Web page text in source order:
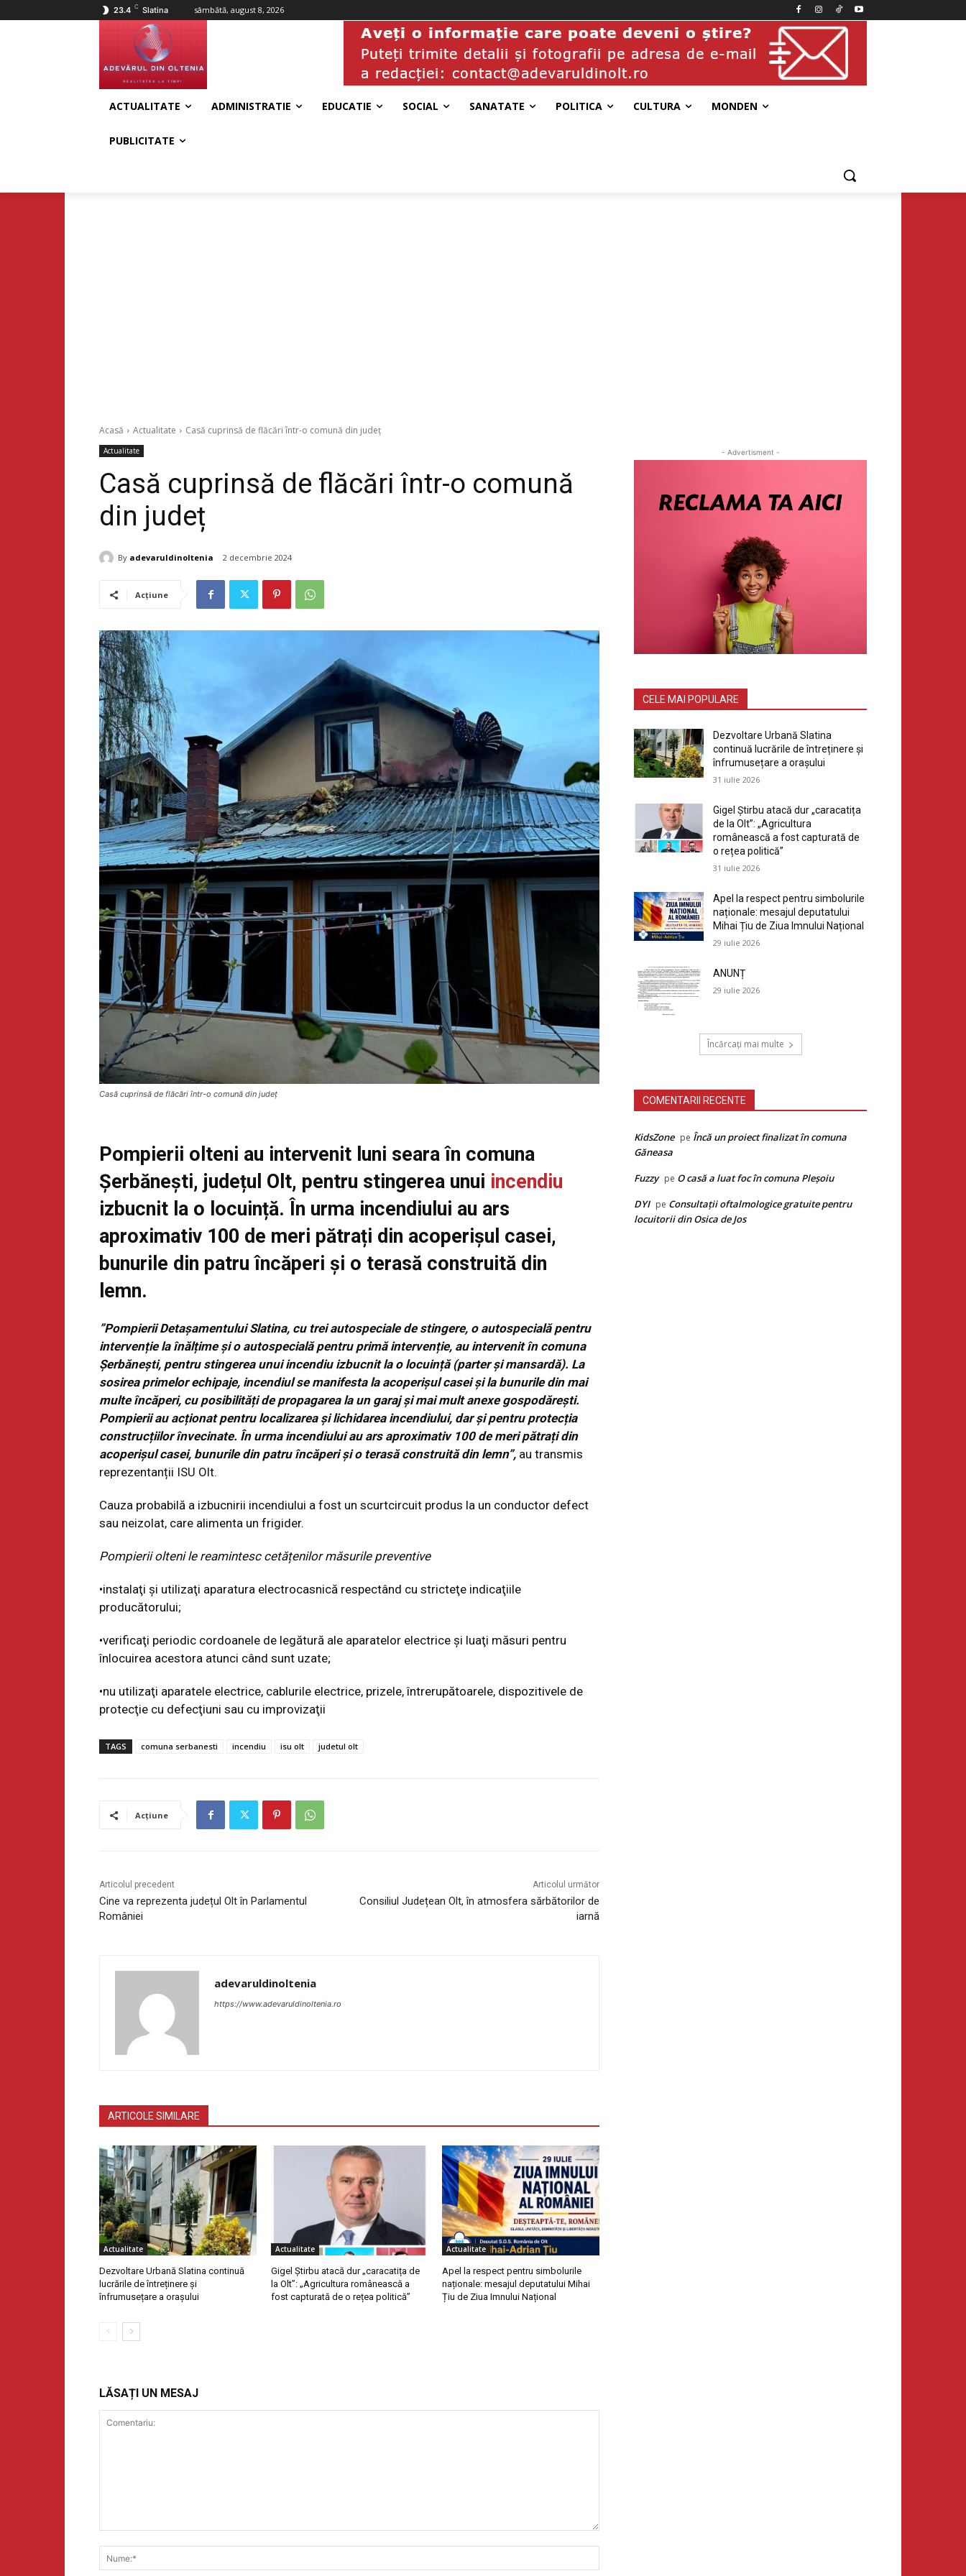
23.4 C Slatina sâmbătă, august 8, 2026
ACTUALITATE ADMINISTRATIE EDUCATIE SOCIAL SANATATE POLITICA CULTURA MONDEN
PUBLICITATE
Acasă Actualitate Casă cuprinsă de flăcări într-o comună din județ
Actualitate
Casă cuprinsă de flăcări într-o comună
din județ
By adevaruldinoltenia 2 decembrie 2024
Acțiune
Casă cuprinsă de flăcări într-o comună din județ
Pompierii olteni au intervenit luni seara în comuna
Șerbănești, județul Olt, pentru stingerea unui incendiu
izbucnit la o locuință. În urma incendiului au ars
aproximativ 100 de meri pătrați din acoperișul casei,
bunurile din patru încăperi și o terasă construită din
lemn.
”Pompierii Detașamentului Slatina, cu trei autospeciale de stingere, o autospecială pentru
intervenție la înălțime și o autospecială pentru primă intervenție, au intervenit în comuna
Șerbănești, pentru stingerea unui incendiu izbucnit la o locuință (parter și mansardă). La
sosirea primelor echipaje, incendiul se manifesta la acoperișul casei și la bunurile din mai
multe încăperi, cu posibilități de propagarea la un garaj și mai mult anexe gospodărești.
Pompierii au acționat pentru localizarea și lichidarea incendiului, dar și pentru protecția
construcțiilor învecinate. În urma incendiului au ars aproximativ 100 de meri pătrați din
acoperișul casei, bunurile din patru încăperi și o terasă construită din lemn”, au transmis
reprezentanții ISU Olt.
Cauza probabilă a izbucnirii incendiului a fost un scurtcircuit produs la un conductor defect
sau neizolat, care alimenta un frigider.
Pompierii olteni le reamintesc cetățenilor măsurile preventive
•instalaţi şi utilizaţi aparatura electrocasnică respectând cu stricteţe indicaţiile
producătorului;
•verificaţi periodic cordoanele de legătură ale aparatelor electrice şi luaţi măsuri pentru
înlocuirea acestora atunci când sunt uzate;
•nu utilizaţi aparatele electrice, cablurile electrice, prizele, întrerupătoarele, dispozitivele de
protecţie cu defecţiuni sau cu improvizaţii
TAGS comuna serbanesti incendiu isu olt judetul olt
Acțiune
Articolul precedent
Cine va reprezenta județul Olt în Parlamentul
României
Articolul următor
Consiliul Județean Olt, în atmosfera sărbătorilor de
iarnă
adevaruldinoltenia
https://www.adevaruldinoltenia.ro
ARTICOLE SIMILARE
Actualitate
Dezvoltare Urbană Slatina continuă
lucrările de întreținere și
înfrumusețare a orașului
Actualitate
Gigel Știrbu atacă dur „caracatița de
la Olt”: „Agricultura românească a
fost capturată de o rețea politică”
Actualitate
Apel la respect pentru simbolurile
naționale: mesajul deputatului Mihai
Țiu de Ziua Imnului Național
LĂSAȚI UN MESAJ
- Advertisment -
CELE MAI POPULARE
Dezvoltare Urbană Slatina
continuă lucrările de întreținere și
înfrumusețare a orașului
31 iulie 2026
Gigel Știrbu atacă dur „caracatița
de la Olt”: „Agricultura
românească a fost capturată de
o rețea politică”
31 iulie 2026
Apel la respect pentru simbolurile
naționale: mesajul deputatului
Mihai Țiu de Ziua Imnului Național
29 iulie 2026
ANUNȚ
29 iulie 2026
Încărcați mai multe
COMENTARII RECENTE
KidsZone pe Încă un proiect finalizat în comuna
Găneasa
Fuzzy pe O casă a luat foc în comuna Pleșoiu
DYI pe Consultații oftalmologice gratuite pentru
locuitorii din Osica de Jos